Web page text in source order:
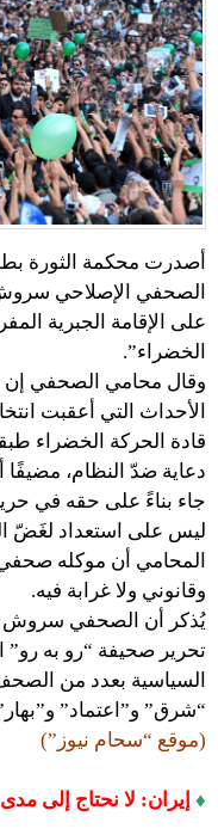
الصحفي الإصلاحي
على الإقامة الجبرية
الخضراء”.
وقال محامي الصحفي إن
دعاية ضدّ النظام، مضيفًا
جاء بناءً على حقه في حرية
ليس على استعداد لغَضّ
المحامي أن موكله
وقانوني ولا غرابة فيه.
يُذكر أن الصحفي سروش
تحرير صحيفة “رو به رو”
السياسية بعدد من
“شرق” و”اعتماد”
(موقع “سحام نيوز”)
♦ إيران: لا نحتاج إلى مدى